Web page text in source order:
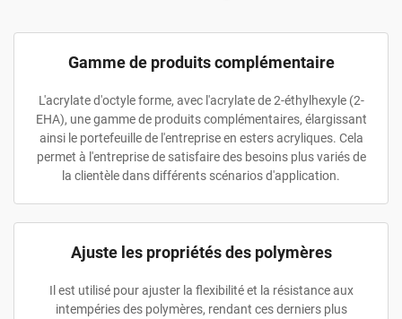
Gamme de produits complémentaire
L'acrylate d'octyle forme, avec l'acrylate de 2-éthylhexyle (2-
EHA), une gamme de produits complémentaires, élargissant
ainsi le portefeuille de l'entreprise en esters acryliques. Cela
permet à l'entreprise de satisfaire des besoins plus variés de
la clientèle dans différents scénarios d'application.
Ajuste les propriétés des polymères
Il est utilisé pour ajuster la flexibilité et la résistance aux
intempéries des polymères, rendant ces derniers plus